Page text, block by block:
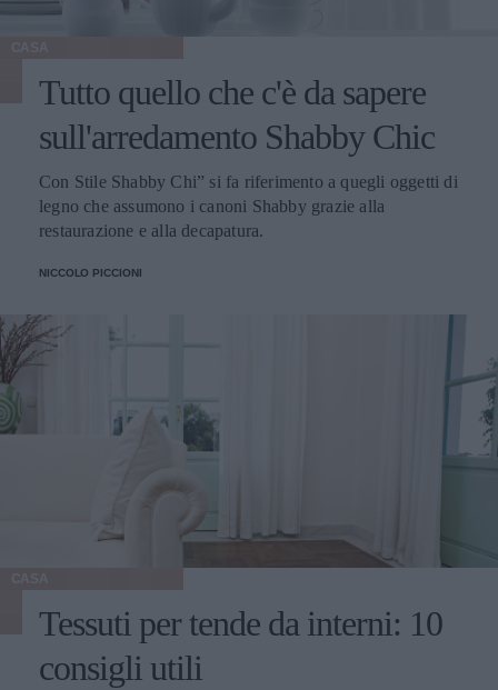
Tutto quello che c'è da sapere
sull'arredamento Shabby Chic
Con Stile Shabby Chi” si fa riferimento a quegli oggetti di
legno che assumono i canoni Shabby grazie alla
restaurazione e alla decapatura.
NICCOLO PICCIONI
Tessuti per tende da interni: 10
consigli utili